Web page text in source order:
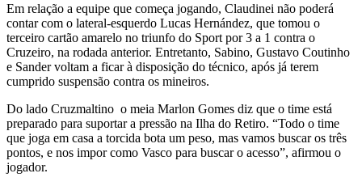
Em relação a equipe que começa jogando, Claudinei não poderá
contar com o lateral-esquerdo Lucas Hernández, que tomou o
terceiro cartão amarelo no triunfo do Sport por 3 a 1 contra o
Cruzeiro, na rodada anterior. Entretanto, Sabino, Gustavo Coutinho
e Sander voltam a ficar à disposição do técnico, após já terem
cumprido suspensão contra os mineiros.
Do lado Cruzmaltino o meia Marlon Gomes diz que o time está
preparado para suportar a pressão na Ilha do Retiro. “Todo o time
que joga em casa a torcida bota um peso, mas vamos buscar os três
pontos, e nos impor como Vasco para buscar o acesso”, afirmou o
jogador.